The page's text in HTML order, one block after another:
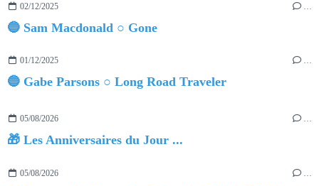
02/12/2025
🔵 Sam Macdonald ○ Gone
01/12/2025 …
🔵 Gabe Parsons ○ Long Road Traveler
05/08/2026 …
🎁 Les Anniversaires du Jour ...
05/08/2026 …